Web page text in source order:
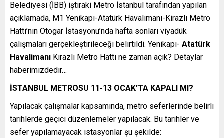
Belediyesi (İBB) iştiraki Metro İstanbul tarafından yapılan
açıklamada, M1 Yenikapı-Atatürk Havalimanı-Kirazlı Metro
Hattı’nın Otogar İstasyonu’nda hafta sonları viyadük
çalışmaları gerçekleştirileceği belirtildi. Yenikapı- Atatürk
Havalimanı Kirazlı Metro Hattı ne zaman açık? Detaylar
haberimizdedir…
İSTANBUL METROSU 11-13 OCAK’TA KAPALI MI?
Yapılacak çalışmalar kapsamında, metro seferlerinde belirli
tarihlerde geçici düzenlemeler yapılacak. Bu tarihler ve
sefer yapılamayacak istasyonlar şu şekilde: